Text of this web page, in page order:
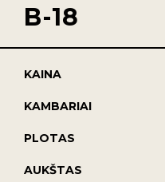
B-18
KAINA
KAMBARIAI
PLOTAS
AUKŠTAS